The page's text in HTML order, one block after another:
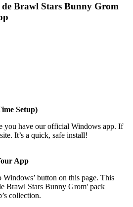
de Brawl Stars Bunny Grom
Setup)
you have our official Windows app. If
It’s a quick, safe install!
App
Windows’ button on this page. This
Brawl Stars Bunny Grom' pack
collection.